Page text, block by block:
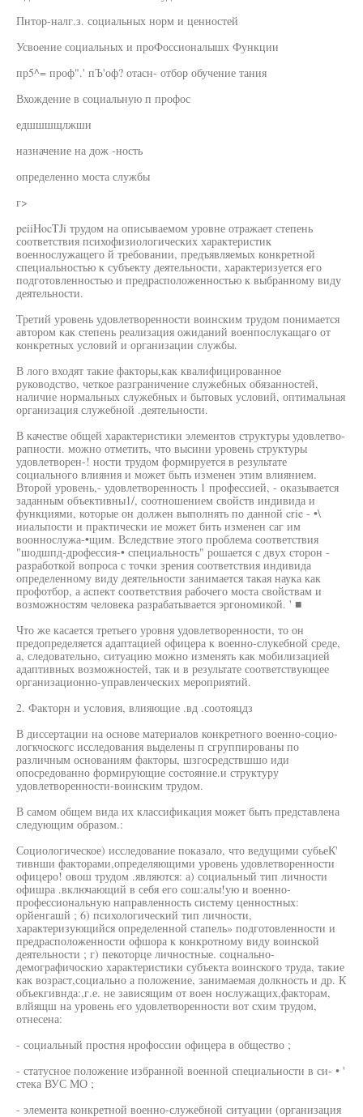
Пнтор-налг.з. социальных норм и ценностей
Усвоение социальных и проФоссионалышх Функции
пр5^= проф".' пЪ'оф? отасн- отбор обучение тания
Вхождение в социальную п профос
едшшшщлжши
назначение на дож -ность
определенно моста службы
г>
peiiHocTJi трудом на описываемом уровне отражает степень
соответствия психофизиологических характеристик
военнослужащего й требовании, предъявляемых конкретной
специальностью к субъекту деятельности, характеризуется его
подготовленностью и предрасположенностью к выбранному виду
деятельности.
Третий уровень удовлетворенности воинским трудом понимается
автором как степень реализация ожиданий военпослукащаго от
конкретных условий и организации службы.
В лого входят такие факторы,как квалифицированное
руководство, четкое разграничение служебных обязанностей,
наличие нормальных служебных и бытовых условий, оптимальная
организация служебной .деятельности.
В качестве общей характеристики элементов структуры удовлетво-
рапности. можно отметить, что высини уровень структуры
удовлетворен-! ности трудом формируется в результате
социального влияния и может быть изменен этим влиянием.
Второй уровень,- удовлетворенность 1 профессией, - оказывается
заданным объективны1/, соотношением свойств индивида и
функциями, которые он должен выполнять по данной crie - •\
ииальпости и практически ие может бить изменен саг им
вооннослужа-•щим. Вследствие этого проблема соответствия
"шодшпд-дрофессия-• специальность" рошается с двух сторон -
разработкой вопроса с точки зрения соответствия индивида
определенному виду деятельности занимается такая наука как
профотбор, а аспект соответствия рабочего моста свойствам и
возможностям человека разрабатывается эргономикой. ' ■
Что же касается третьего уровня удовлетворенности, то он
предопределяется адаптацией офицера к военно-слукебной среде,
а, следовательно, ситуацию можно изменять как мобилизацией
адаптивных возможностей, так и в результате соответствующее
организационно-управленческих мероприятий.
2. Факторн и условия, влияющие .вд .соотояцдз
В диссертации на основе материалов конкретного военно-социо-
логкчоскогс исследования выделены п сгруппированы по
различным основаниям факторы, шзгосредствшшо иди
опосредованно формирующие состояние.и структуру
удовлетворенности-воинским трудом.
В самом общем вида их классификация может быть представлена
следующим образом.:
Социологическое) исследование показало, что ведущими субьеК'
тивнши факторами,определяющими уровень удовлетворенности
офицеро! овош трудом .являются: а) социальный тип личности
офишра .включающий в себя его сош:алы!ую и военно-
профессиональную направленность систему ценностных:
орйенгашй ; 6) психологический тип личности,
характеризующийся определенной стапель» подготовленности и
предрасположенности офшора к конкротному виду воинской
деятельности ; г) пекоторце личностные. соцнально-
демографичоскио характеристики субъекта воинского труда, такие
как возраст,социально а положение, занимаемая долкность и др. К
объекгивнда:,г.е. не зависящим от воен нослужащих,факторам,
влйящш на уровень его удовлетворенности вот схим трудом,
отнесена:
- социальный простня нрофоссии офицера в общество ;
- статусное положение избранной военной специальности в си- • '
стека ВУС МО ;
- элемента конкретной военно-служебной ситуации (организация